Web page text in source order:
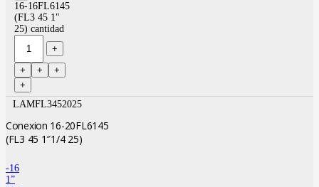
16-16FL6145
(FL3 45 1"
25) cantidad
LAMFL3452025
Conexion 16-20FL6145
(FL3 45 1″1/4 25)
-16
1”